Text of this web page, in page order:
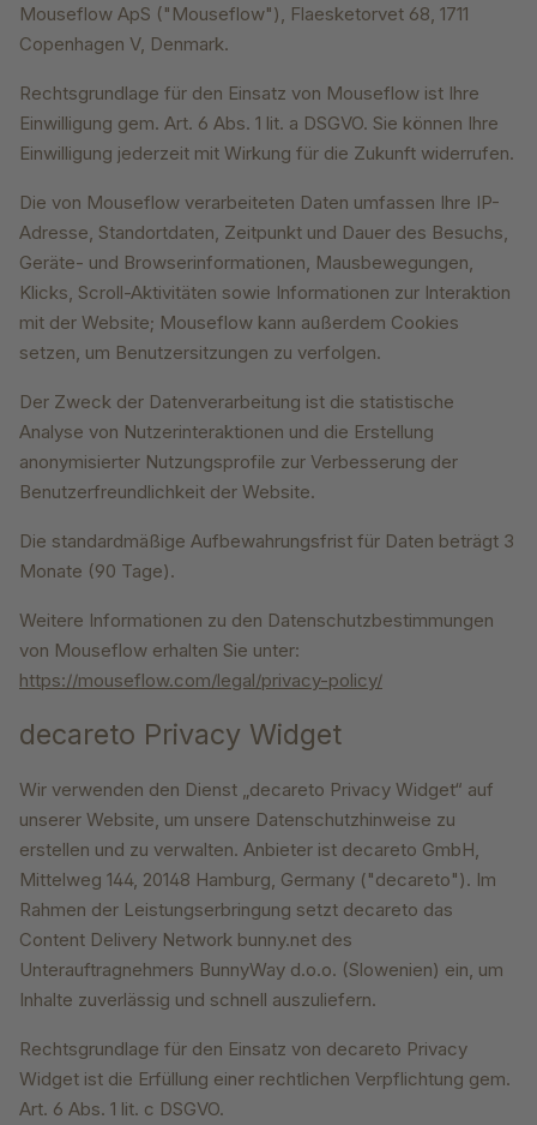
Mouseflow ApS ("Mouseflow"), Flaesketorvet 68, 1711
Copenhagen V, Denmark.
Rechtsgrundlage für den Einsatz von Mouseflow ist Ihre
Einwilligung gem. Art. 6 Abs. 1 lit. a DSGVO. Sie können Ihre
Einwilligung jederzeit mit Wirkung für die Zukunft widerrufen.
Die von Mouseflow verarbeiteten Daten umfassen Ihre IP-
Adresse, Standortdaten, Zeitpunkt und Dauer des Besuchs,
Geräte- und Browserinformationen, Mausbewegungen,
Klicks, Scroll-Aktivitäten sowie Informationen zur Interaktion
mit der Website; Mouseflow kann außerdem Cookies
setzen, um Benutzersitzungen zu verfolgen.
Der Zweck der Datenverarbeitung ist die statistische
Analyse von Nutzerinteraktionen und die Erstellung
anonymisierter Nutzungsprofile zur Verbesserung der
Benutzerfreundlichkeit der Website.
Die standardmäßige Aufbewahrungsfrist für Daten beträgt 3
Monate (90 Tage).
Weitere Informationen zu den Datenschutzbestimmungen
von Mouseflow erhalten Sie unter:
https://mouseflow.com/legal/privacy-policy/
decareto Privacy Widget
Wir verwenden den Dienst „decareto Privacy Widget“ auf
unserer Website, um unsere Datenschutzhinweise zu
erstellen und zu verwalten. Anbieter ist decareto GmbH,
Mittelweg 144, 20148 Hamburg, Germany ("decareto"). Im
Rahmen der Leistungserbringung setzt decareto das
Content Delivery Network bunny.net des
Unterauftragnehmers BunnyWay d.o.o. (Slowenien) ein, um
Inhalte zuverlässig und schnell auszuliefern.
Rechtsgrundlage für den Einsatz von decareto Privacy
Widget ist die Erfüllung einer rechtlichen Verpflichtung gem.
Art. 6 Abs. 1 lit. c DSGVO.